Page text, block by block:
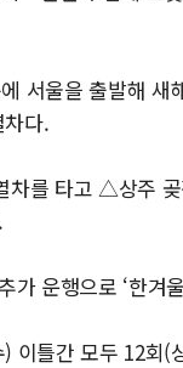
서울을 출발해 새
다.
차를 타고 △상주
운행으로 ‘한겨
이틀간 모두 12회